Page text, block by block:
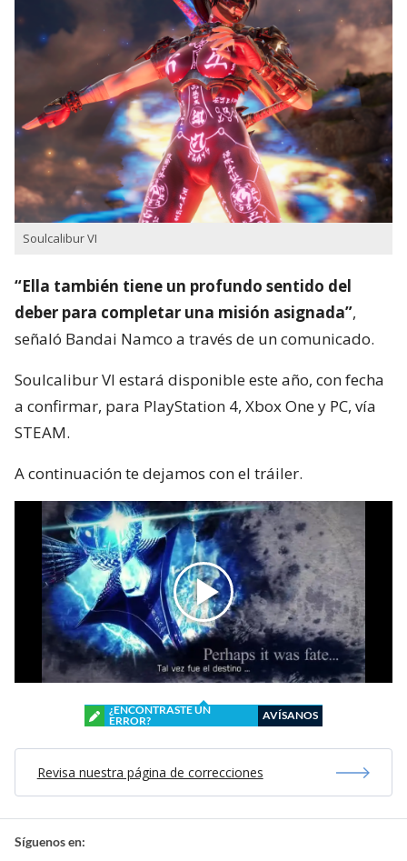
Soulcalibur VI
“Ella también tiene un profundo sentido del
deber para completar una misión asignada”,
señaló Bandai Namco a través de un comunicado.
Soulcalibur VI estará disponible este año, con fecha
a confirmar, para PlayStation 4, Xbox One y PC, vía
STEAM.
A continuación te dejamos con el tráiler.
¿ENCONTRASTE UN
ERROR?
AVÍSANOS
Revisa nuestra página de correcciones
Síguenos en: